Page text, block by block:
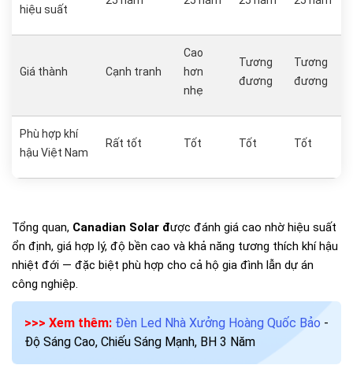
hiệu suất
Giá thành Cạnh tranh
Cao
hơn
nhẹ
Tương
đương
Tương
đương
Phù hợp khí
hậu Việt Nam
Rất tốt Tốt Tốt Tốt
Tổng quan, Canadian Solar được đánh giá cao nhờ hiệu suất
ổn định, giá hợp lý, độ bền cao và khả năng tương thích khí hậu
nhiệt đới — đặc biệt phù hợp cho cả hộ gia đình lẫn dự án
công nghiệp.
>>> Xem thêm: Đèn Led Nhà Xưởng Hoàng Quốc Bảo -
Độ Sáng Cao, Chiếu Sáng Mạnh, BH 3 Năm